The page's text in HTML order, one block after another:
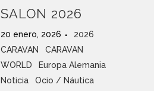
SALON 2026
20 enero, 2026
2026
CARAVAN
CARAVAN
WORLD
Europa Alemania
Noticia
Ocio / Náutica